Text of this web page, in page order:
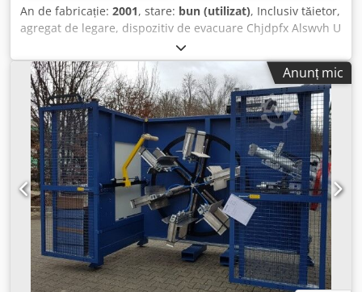
An de fabricație: 2001, stare: bun (utilizat), Inclusiv tăietor,
agregat de legare, dispozitiv de evacuare Chjdpfx Alswvh U
Anunț mic